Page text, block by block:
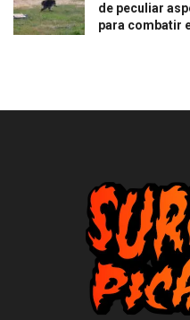
de peculiar
para combatir